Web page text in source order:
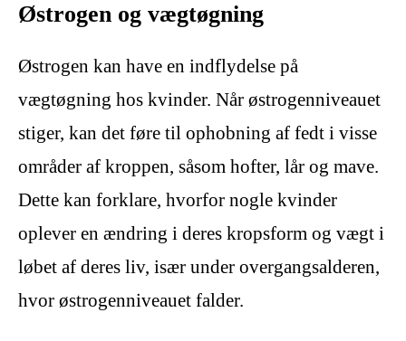
Østrogen og vægtøgning
Østrogen kan have en indflydelse på
vægtøgning hos kvinder. Når østrogenniveauet
stiger, kan det føre til ophobning af fedt i visse
områder af kroppen, såsom hofter, lår og mave.
Dette kan forklare, hvorfor nogle kvinder
oplever en ændring i deres kropsform og vægt i
løbet af deres liv, især under overgangsalderen,
hvor østrogenniveauet falder.